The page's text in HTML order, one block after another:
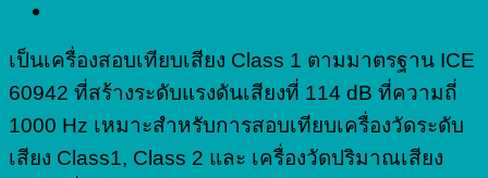
เป็นเครื่องสอบเทียบเสียง Class 1 ตามมาตรฐาน ICE
60942 ที่สร้างระดับแรงดันเสียงที่ 114 dB ที่ความถี่
1000 Hz เหมาะสำหรับการสอบเทียบเครื่องวัดระดับ
เสียง Class1, Class 2 และ เครื่องวัดปริมาณเสียง